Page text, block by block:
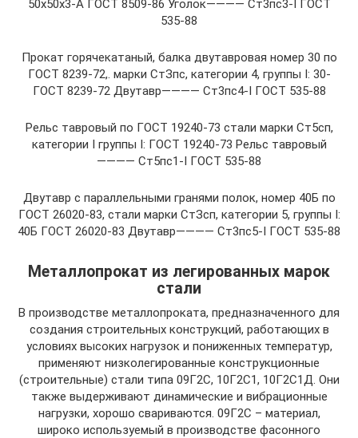
50х50х3-А ГОСТ 8509-86 Уголок———— Ст3пс3-I ГОСТ
535-88
Прокат горячекатаный, балка двутавровая номер 30 по
ГОСТ 8239-72,. марки СтЗпс, категории 4, группы I: 30-
ГОСТ 8239-72 Двутавр———— Ст3пс4-I ГОСТ 535-88
Рельс тавровый по ГОСТ 19240-73 стали марки Ст5сп,
категории I группы I: ГОСТ 19240-73 Рельс тавровый
———— Ст5пс1-I ГОСТ 535-88
Двутавр с параллельными гранями полок, номер 40Б по
ГОСТ 26020-83, стали марки СтЗсп, категории 5, группы I:
40Б ГОСТ 26020-83 Двутавр———— Ст3пс5-I ГОСТ 535-88
Металлопрокат из легированных марок
стали
В производстве металлопроката, предназначенного для
создания строительных конструкций, работающих в
условиях высоких нагрузок и пониженных температур,
применяют низколегированные конструкционные
(строительные) стали типа 09Г2С, 10Г2С1, 10Г2С1Д. Они
также выдерживают динамические и вибрационные
нагрузки, хорошо свариваются. 09Г2С – материал,
широко используемый в производстве фасонного